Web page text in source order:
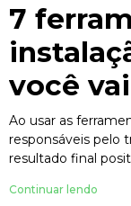
7
você
Ao usar as
responsáveis pelo
resultado final
Continuar lendo